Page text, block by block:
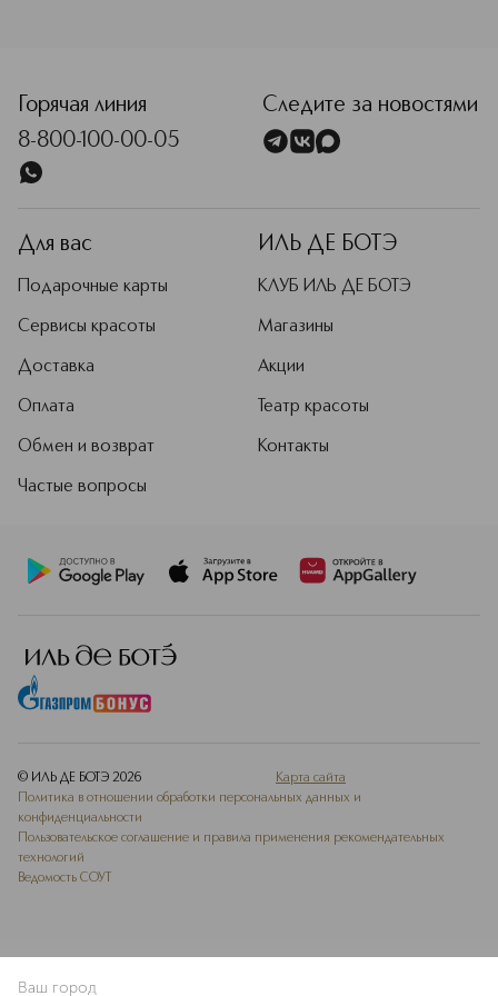
производное масла сибирского кедра (HR) –
производное масла алтайской облепихи
В КОРЗИНУ
Горячая линия
8-800-100-00-05
Следите за новостями
Для вас
Подарочные карты
Сервисы красоты
Доставка
Оплата
Обмен и возврат
Частые вопросы
ИЛЬ ДЕ БОТЭ
КЛУБ ИЛЬ ДЕ БОТЭ
Магазины
Акции
Театр красоты
Контакты
© ИЛЬ ДЕ БОТЭ 2026
Карта сайта
Политика в отношении обработки персональных данных и
конфиденциальности
Пользовательское соглашение и правила применения рекомендательных
технологий
Ведомость СОУТ
Ваш город